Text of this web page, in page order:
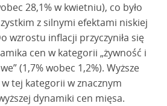
28,1% w kwietniu), co było
z silnymi efektami niskiej
wzrostu inflacji przyczyniła się
cen w kategorii „żywność i
(1,7% wobec 1,2%). Wyższe
tej kategorii w znacznym
dynamiki cen mięsa.